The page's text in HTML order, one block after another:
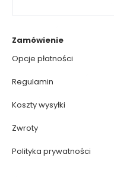
Zamówienie
Opcje płatności
Regulamin
Koszty wysyłki
Zwroty
Polityka prywatności